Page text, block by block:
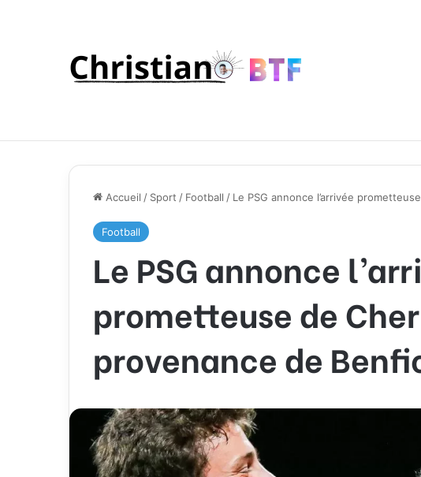
Accueil / Sport / Football / Le PSG annonce l’arrivée
Football
Le PSG annonce
prometteuse de
provenance de